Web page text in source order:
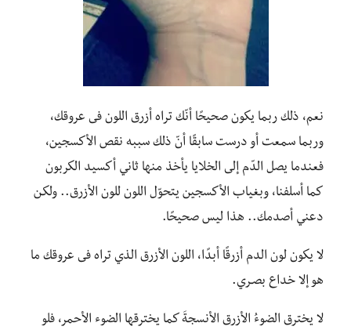
نعم، ذلك ربما يكون صحيحًا أنّك تراه أزرق اللون فى عروقك،
وربما سمعت أو درست سابقًا أنّ ذلك سببه نقص الأكسجين،
فعندما يصل الدّم إلى الخلايا يأخذ منها ثاني أكسيد الكربون
كما أسلفنا، وبغياب الأكسجين يتحوّل اللون للون الأزرق.. ولكـن
دعني أصدمك.. هذا ليس صحيحًا.
لا يكون لون الدم أزرقًا أبدًا، اللون الأزرق الذي تراه فى عروقك ما
هو إلا خداع بصـري.
لا يخترق الضوءُ الأزرق الأنسجةَ كما يخترقها الضوء الأحمر، فلو